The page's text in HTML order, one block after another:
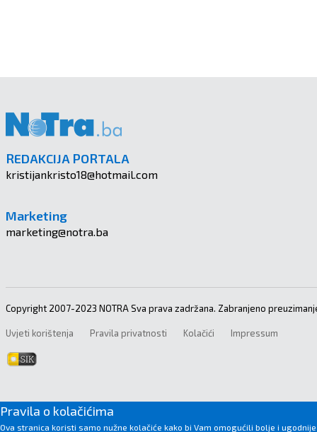
REDAKCIJA PORTALA
kristijankristo18@hotmail.com
Marketing
marketing@notra.ba
Copyright 2007-2023 NOTRA Sva prava zadržana. Zabranjeno
Uvjeti korištenja Pravila privatnosti Kolačići Impressum
Pravila o kolačićima
Ova stranica koristi samo nužne kolačiće kako bi Vam omogućili bolje i